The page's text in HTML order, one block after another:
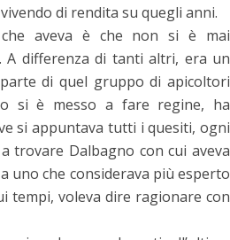
di rendita su quegli anni.
che aveva è che non si è mai
A differenza di tanti altri, era un
di quel gruppo di apicoltori
si è messo a fare regine, ha
si appuntava tutti i quesiti, ogni
trovare Dalbagno con cui aveva
uno che considerava più esperto
tempi, voleva dire ragionare con